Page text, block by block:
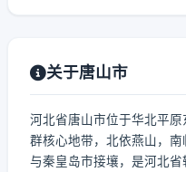
关于唐山市
河北省唐山市位于华北平
群核心地带，北依燕山，
与秦皇岛市接壤，是河北